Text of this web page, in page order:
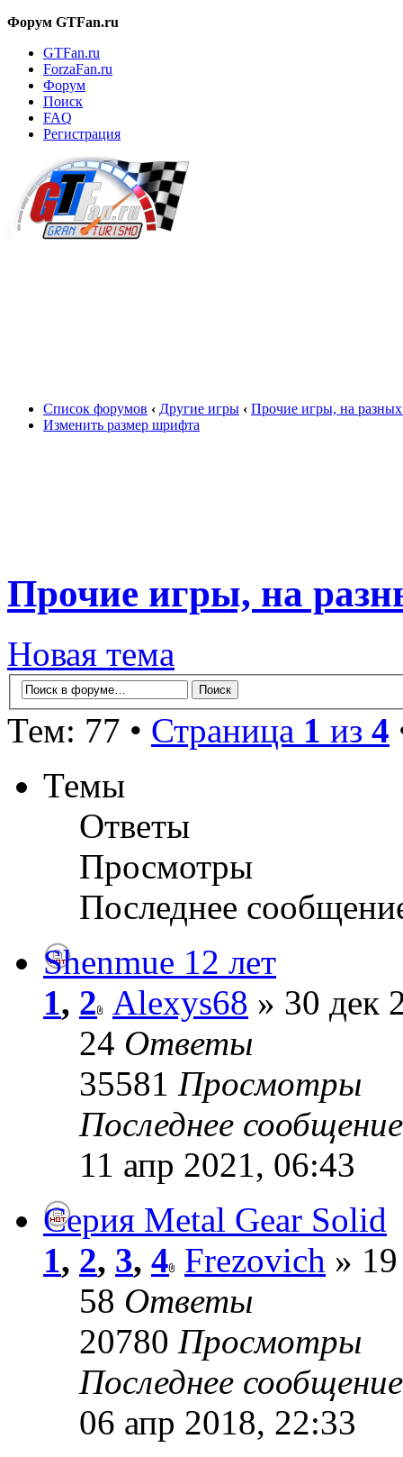
Форум GTFan.ru
GTFan.ru
ForzaFan.ru
Форум
Поиск
FAQ
Регистрация
Список форумов ‹ Другие игры ‹ Прочие игры, на
Изменить размер шрифта
Прочие игры, на
Новая тема
Тем: 77 • Страница 1 из 4
Темы
Ответы
Просмотры
Последнее
Shenmue 12 лет
1, 2 Alexys68 » 30 дек
24 Ответы
35581 Просмотры
Последнее
11 апр 2021, 06:43
Серия Metal Gear Solid
1, 2, 3, 4 Frezovich »
58 Ответы
20780 Просмотры
Последнее
06 апр 2018, 22:33